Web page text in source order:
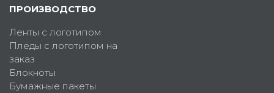
ПРОИЗВОДСТВО
Ленты с логотипом
Пледы с логотипом на
заказ
Блокноты
Бумажные пакеты